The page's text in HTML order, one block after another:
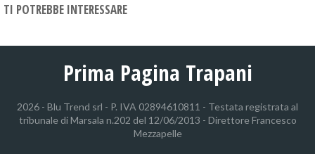
TI POTREBBE INTERESSARE
Prima Pagina Trapani
2026 - Blu Trend srl - P. IVA 02894610811 - Testata registrata al
tribunale di Marsala n.202 del 12/06/2013 - Direttore Francesco
Mezzapelle